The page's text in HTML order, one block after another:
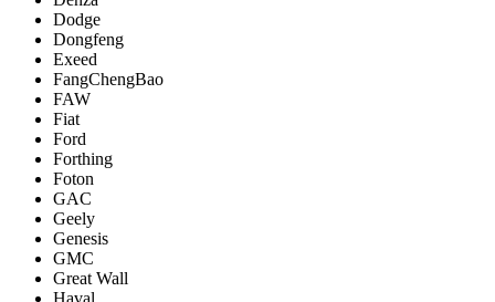
Dodge
Dongfeng
Exeed
FangChengBao
FAW
Fiat
Ford
Forthing
Foton
GAC
Geely
Genesis
GMC
Great Wall
Haval